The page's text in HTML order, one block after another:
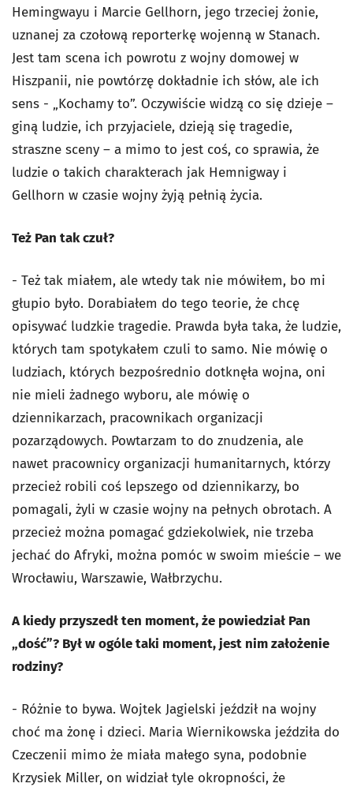
Hemingwayu i Marcie Gellhorn, jego trzeciej żonie,
uznanej za czołową reporterkę wojenną w Stanach.
Jest tam scena ich powrotu z wojny domowej w
Hiszpanii, nie powtórzę dokładnie ich słów, ale ich
sens - „Kochamy to”. Oczywiście widzą co się dzieje –
giną ludzie, ich przyjaciele, dzieją się tragedie,
straszne sceny – a mimo to jest coś, co sprawia, że
ludzie o takich charakterach jak Hemnigway i
Gellhorn w czasie wojny żyją pełnią życia.
Też Pan tak czuł?
- Też tak miałem, ale wtedy tak nie mówiłem, bo mi
głupio było. Dorabiałem do tego teorie, że chcę
opisywać ludzkie tragedie. Prawda była taka, że ludzie,
których tam spotykałem czuli to samo. Nie mówię o
ludziach, których bezpośrednio dotknęła wojna, oni
nie mieli żadnego wyboru, ale mówię o
dziennikarzach, pracownikach organizacji
pozarządowych. Powtarzam to do znudzenia, ale
nawet pracownicy organizacji humanitarnych, którzy
przecież robili coś lepszego od dziennikarzy, bo
pomagali, żyli w czasie wojny na pełnych obrotach. A
przecież można pomagać gdziekolwiek, nie trzeba
jechać do Afryki, można pomóc w swoim mieście – we
Wrocławiu, Warszawie, Wałbrzychu.
A kiedy przyszedł ten moment, że powiedział Pan
„dość”? Był w ogóle taki moment, jest nim założenie
rodziny?
- Różnie to bywa. Wojtek Jagielski jeździł na wojny
choć ma żonę i dzieci. Maria Wiernikowska jeździła do
Czeczenii mimo że miała małego syna, podobnie
Krzysiek Miller, on widział tyle okropności, że